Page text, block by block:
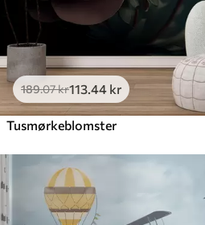
189.07kr113 .44 kr
Tusmørkeblomster